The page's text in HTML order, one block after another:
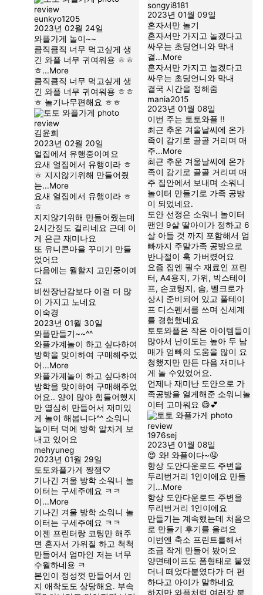
eunkyo1205
2023년 02월 24일
와플가게 놀이~~
큼직큼직 너무 먹고싶게 생
긴 와플 너무 귀여워용 ㅎㅎ
ㅎ...More
큼직큼직 너무 먹고싶게 생
긴 와플 너무 귀여워용 ㅎㅎ
ㅎ 놀기나무편해요 ㅎㅎ
김윤희
2023년 02월 20일
얼집에서 유행중이예요
요새 얼집에서 유행이라 ㅎ
ㅎ 지지않기위해 만들어줬
는...More
요새 얼집에서 유행이라 ㅎ
ㅎ
지지않기위해 만들어줬는데
2시간정도 걸리네요 근데 이
게 은근 재미나요
또 유니콘마을 꾸미기 만들
었어요
다음에는 뭘할지 고민중이예
요
비싼장난감보다 이걸 더 많
이 가지고 노네요
이숙경
2023년 01월 30일
와플만들기~~^^
와플가계놀이 하고 싶다하여
방학을 맞이하여 구매해주었
어...More
와플가계놀이 하고 싶다하여
방학을 맞이하여 구매해주었
어요.. 양이 많아 힘들어했지
만 열심히 만들어서 재미있
게 놀이 해봅니다^^ 소워니
놀이터 덕에 방학 알차게 보
내고 있어요
mehyuneg
2023년 01월 29일
토토와플가게 짱잼♡
기나긴 겨울 방학 소워니 놀
이터는 구세주예요 ㅋㅋ
이...More
기나긴 겨울 방학 소워니 놀
이터는 구세주예요 ㅋㅋ
이젠 프린터랑 코팅만 해주
면 혼자서 가위질 하고 척척
만들어서 엄마인 저는 너무
수월하네용 ㅋ
본인이 정성껏 만들어서 인
지 애착도도 상당해요. 부속
songyi8181
2023년 01월 09일
혼자서만 놀기
혼자서만 가지고 놀겠다고
싸우는 초딩언니와 막내
결...More
혼자서만 가지고 놀겠다고
싸우는 초딩언니와 막내
결국 시간을 정해줌
mania2015
2023년 01월 08일
이번 주는 토토와플 !!
최근 추운 겨울날씨에 온가
족이 감기로 골골 거리며 매
주...More
최근 추운 겨울날씨에 온가
족이 감기로 골골 거리며 매
주 집안에서 보내며 소워니
놀이터 만들기로 가족 공방
이 되었네요.
도안 선정은 소워니 놀이터
팬인 9살 딸아이가 정하고 6
살 아들 것 까지 포함해서 엄
빠까지 주말가족 공방으로
반나절이 훅 가버렸어요
요즘 집엔 필수 재료인 프린
터, A4용지, 가위, 박스테이
프, 손코팅지, 솜, 벨크로가
상시 준비되어 있고 풀테이
프 디스펜서를 쓰며 신세계
를 경험했네요
토토와플은 작은 아이템들이
많아서 난이도는 높아 두 남
매가 엄빠의 도움을 많이 요
청했지만 만든 다음 재미나
게 놀 수있었어요.
언제나 재미난 도안으로 가
족공방을 열게해준 소워니놀
이터 고마워요
1976sej
2023년 01월 08일
와! 와플이다~
항상 도안다운로드 주변을
두리번거리 1인이에요 만들
기...More
항상 도안다운로드 주변을
두리번거리 1인이에요
만들기는 계속했는데 처음으
로 만들기 후기를 올려요
이번엔 축소 프린트를해서
조금 작게 만들어 봤어요
양면테이프도 폼형태로 붙였
더니 떼었다붙였다가 더 편
하다고 아이가 말하네요
하지만 와플처럼 여러장 붙